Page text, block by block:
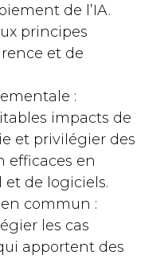
de l’IA.
principes
et de
:
impacts de
et privilégier des
efficaces en
de logiciels.
commun :
les cas
apportent des